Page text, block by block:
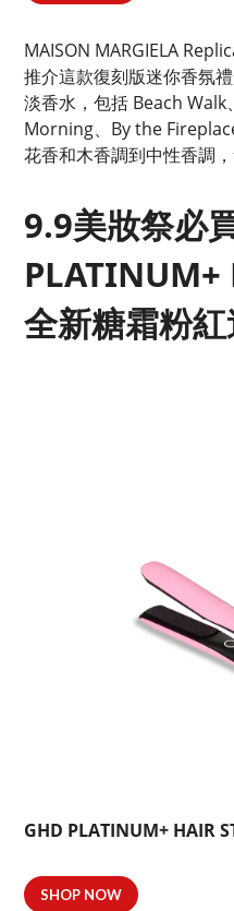
MAISON MARGIELA
推介這款復刻版迷你香氛
淡香水，包括 Beach Walk
Morning、By the
花香和木香調到中性香調
9.9美妝祭必
PLATINUM+
全新糖霜粉
GHD PLATINUM+ HAIR
SHOP NOW